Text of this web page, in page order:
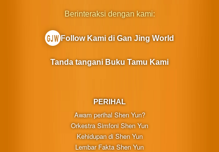
PERIHAL
Awam perihal Shen Yun?
Orkestra Simfoni Shen Yun
Kehidupan di Shen Yun
Lembar Fakta Shen Yun
Berinteraksi dengan kami:
Follow Kami di Gan Jing World
Tanda tangani Buku Tamu Kami